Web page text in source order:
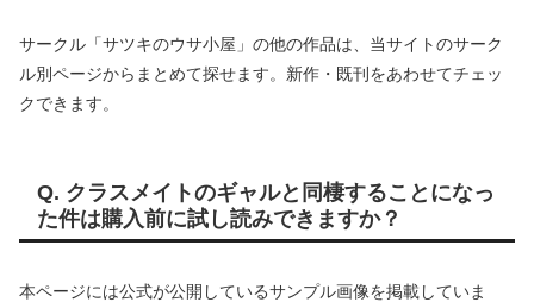
サークル「サツキのウサ小屋」の他の作品は、当サイトのサーク
ル別ページからまとめて探せます。新作・既刊をあわせてチェッ
クできます。
Q. クラスメイトのギャルと同棲することになっ
た件は購入前に試し読みできますか？
本ページには公式が公開しているサンプル画像を掲載していま